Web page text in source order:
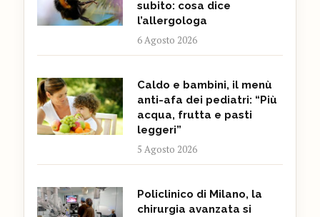
subito: cosa dice
l’allergologa
6 Agosto 2026
Caldo e bambini, il menù
anti-afa dei pediatri: “Più
acqua, frutta e pasti
leggeri”
5 Agosto 2026
Policlinico di Milano, la
chirurgia avanzata si